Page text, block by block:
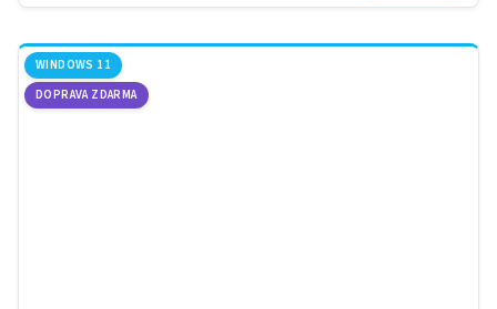
5,0
WINDOWS 11
DOPRAVA ZDARMA